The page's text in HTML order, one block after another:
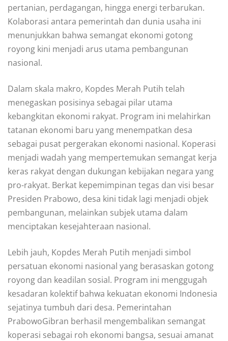
pertanian, perdagangan, hingga energi terbarukan.
Kolaborasi antara pemerintah dan dunia usaha ini
menunjukkan bahwa semangat ekonomi gotong
royong kini menjadi arus utama pembangunan
nasional.
Dalam skala makro, Kopdes Merah Putih telah
menegaskan posisinya sebagai pilar utama
kebangkitan ekonomi rakyat. Program ini melahirkan
tatanan ekonomi baru yang menempatkan desa
sebagai pusat pergerakan ekonomi nasional. Koperasi
menjadi wadah yang mempertemukan semangat kerja
keras rakyat dengan dukungan kebijakan negara yang
pro-rakyat. Berkat kepemimpinan tegas dan visi besar
Presiden Prabowo, desa kini tidak lagi menjadi objek
pembangunan, melainkan subjek utama dalam
menciptakan kesejahteraan nasional.
Lebih jauh, Kopdes Merah Putih menjadi simbol
persatuan ekonomi nasional yang berasaskan gotong
royong dan keadilan sosial. Program ini menggugah
kesadaran kolektif bahwa kekuatan ekonomi Indonesia
sejatinya tumbuh dari desa. Pemerintahan
PrabowoGibran berhasil mengembalikan semangat
koperasi sebagai roh ekonomi bangsa, sesuai amanat